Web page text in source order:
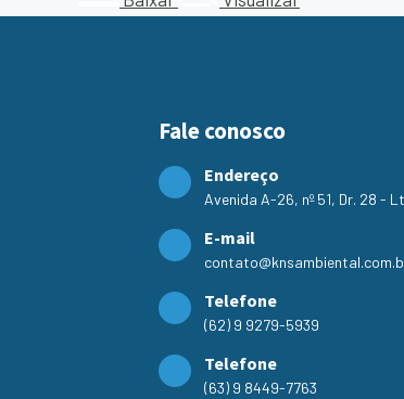
Fale conosco
Endereço
Avenida A-26, nº 51, Dr. 28 -
E-mail
Telefone
(62) 9 9279-5939
Telefone
(63) 9 8449-7763